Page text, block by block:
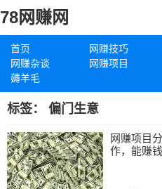
78网赚网
首页 网赚技巧
网赚杂谈
网赚项目
薅羊毛
标签： 偏门生意
网赚项目
作，能赚钱